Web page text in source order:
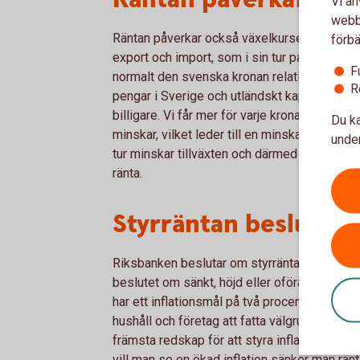
Räntan påverkar också växelkursen, det vill
export och import, som i sin tur påverkar
normalt den svenska kronan relativt andra
pengar i Sverige och utländskt kapital
billigare. Vi får mer för varje krona, och
minskar, vilket leder till en minskad
tur minskar tillväxten och därmed också
ränta.
Styrräntan beslutas
Riksbanken beslutar om styrräntan fem
beslutet om sänkt, höjd eller oförändrad
har ett inflationsmål på två procent, för att
hushåll och företag att fatta välgrundade
främsta redskap för att styra inflationen. Vill
Du